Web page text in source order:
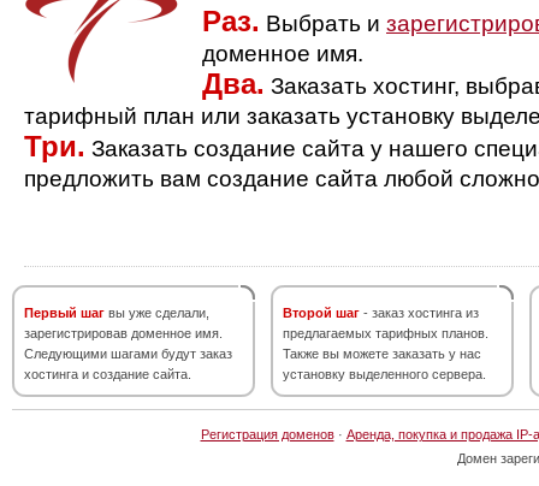
Раз. Выбрать и
доменное имя.
Два. Заказать хостинг,
тарифный план или заказать установку
Три. Заказать создание сайта у нашего
предложить вам создание сайта любой
Первый шаг вы уже сделали,
зарегистрировав доменное имя.
Следующими шагами будут заказ
хостинга и создание сайта.
Второй шаг - заказ хостинга из
предлагаемых тарифных планов.
Также вы можете заказать у нас
установку выделенного сервера.
Регистрация доменов· Аренда, покупка и продажа IP-
Домен